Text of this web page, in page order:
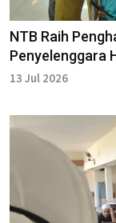
NTB Raih
Penyelenggara
13 Jul 2026